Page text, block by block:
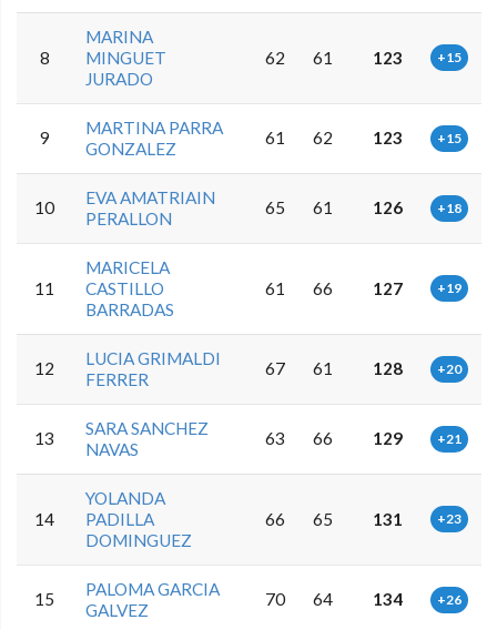
8
MARINA
MINGUET
JURADO
62 61 123 +15
9
MARTINA PARRA
GONZALEZ
61 62 123 +15
10
EVA AMATRIAIN
PERALLON
65 61 126 +18
11
MARICELA
CASTILLO
BARRADAS
61 66 127 +19
12
LUCIA GRIMALDI
FERRER
67 61 128 +20
13
SARA SANCHEZ
NAVAS
63 66 129 +21
14
YOLANDA
PADILLA
DOMINGUEZ
66 65 131 +23
15
PALOMA GARCIA
GALVEZ
70 64 134 +26